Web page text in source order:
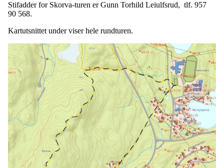
Stifadder for Skorva-turen er Gunn Torhild Leiulfsrud, tlf. 957
90 568.
Kartutsnittet under viser hele rundturen.